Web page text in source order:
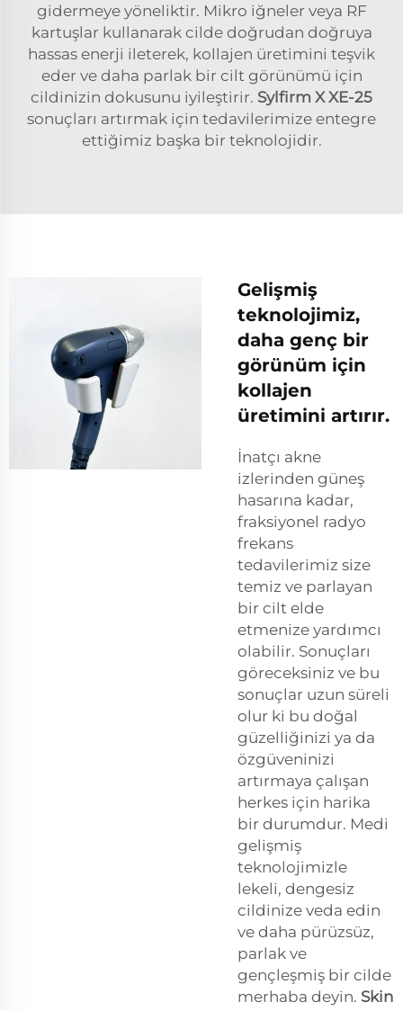
gidermeye yöneliktir. Mikro iğneler veya RF
kartuşlar kullanarak cilde doğrudan doğruya
hassas enerji ileterek, kollajen üretimini teşvik
eder ve daha parlak bir cilt görünümü için
cildinizin dokusunu iyileştirir. Sylfirm X XE-25
sonuçları artırmak için tedavilerimize entegre
ettiğimiz başka bir teknolojidir.
Gelişmiş
teknolojimiz,
daha genç bir
görünüm için
kollajen
üretimini artırır.
İnatçı akne
izlerinden güneş
hasarına kadar,
fraksiyonel radyo
frekans
tedavilerimiz size
temiz ve parlayan
bir cilt elde
etmenize yardımcı
olabilir. Sonuçları
göreceksiniz ve bu
sonuçlar uzun süreli
olur ki bu doğal
güzelliğinizi ya da
özgüveninizi
artırmaya çalışan
herkes için harika
bir durumdur. Medi
gelişmiş
teknolojimizle
lekeli, dengesiz
cildinize veda edin
ve daha pürüzsüz,
parlak ve
gençleşmiş bir cilde
merhaba deyin. Skin